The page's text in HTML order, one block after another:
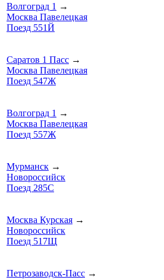
Волгоград 1 →
Москва Павелецкая
Поезд 551Й
Саратов 1 Пасс →
Москва Павелецкая
Поезд 547Ж
Волгоград 1 →
Москва Павелецкая
Поезд 557Ж
Мурманск →
Новороссийск
Поезд 285С
Москва Курская →
Новороссийск
Поезд 517Щ
Петрозаводск-Пасс →